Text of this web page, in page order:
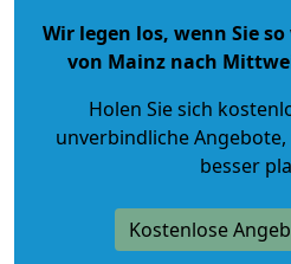
Wir legen los, wenn Sie
von Mainz nach
Holen Sie sich
unverbindliche Angebote
besser
Kostenlose